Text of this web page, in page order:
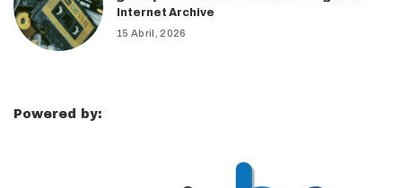
Internet Archive
15 Abril, 2026
Powered by: